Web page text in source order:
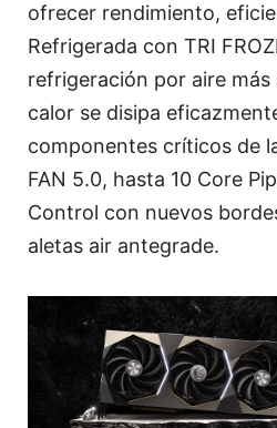
ofrecer rendimiento,
Refrigerada con TRI
refrigeración por aire más
calor se disipa
componentes críticos de
FAN 5.0, hasta 10 Core
Control con nuevos
aletas air antegrade.